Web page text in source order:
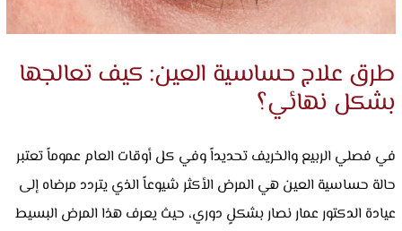
طرق علاج حساسية العين: كيف تعالجها
بشكل نهائي؟
في فصلي الربيع والخريف تحديداً وفي كل أوقات العام عموماً تعتبر
حالة حساسية العين هي المرض الأكثر شيوعاً الذي يتردد مرضاه إلى
عيادة الدكتور عمار نصار بشكلٍ دوري، حيث يعرف هذا المرض البسيط